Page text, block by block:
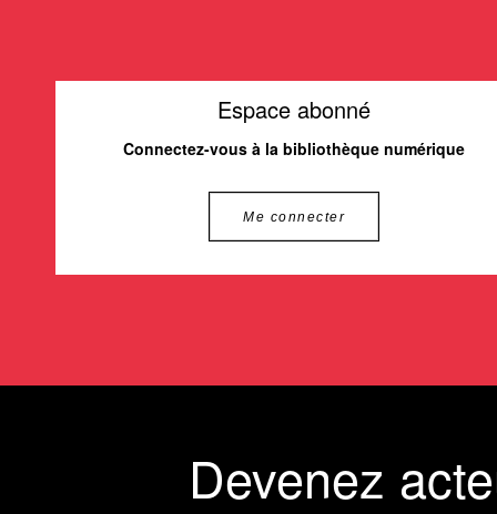
Espace abonné
Connectez-vous à la bibliothèque numérique
Me connecter
Devenez